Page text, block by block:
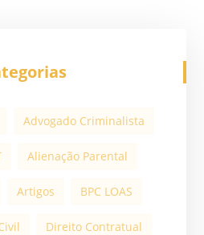
Advogado Criminalista
Alienação Parental
Artigos BPC LOAS
Direito Contratual